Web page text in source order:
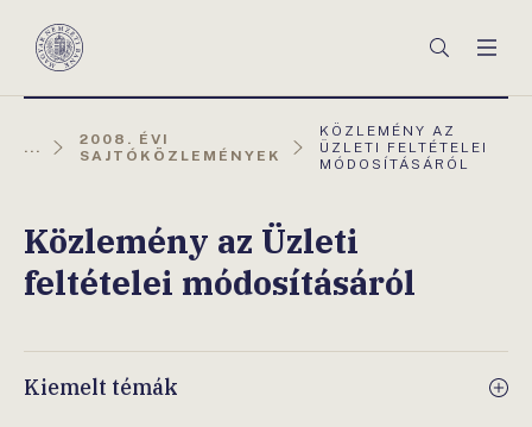
Magyar
Keresés
...
2008. ÉVI
SAJTÓKÖZLEMÉNYEK
AKTUÁLIS
OLDAL:
KÖZLEMÉNY AZ
ÜZLETI FELTÉTELEI
MÓDOSÍTÁSÁRÓL
Közlemény az Üzleti
feltételei módosításáról
Kiemelt témák